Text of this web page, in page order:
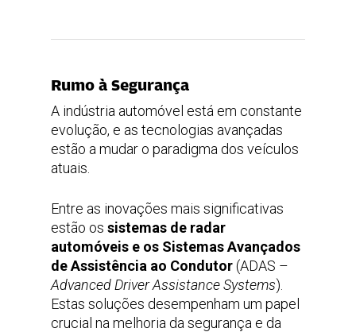
Rumo à Segurança
A indústria automóvel está em constante
evolução, e as tecnologias avançadas
estão a mudar o paradigma dos veículos
atuais.
Entre as inovações mais significativas
estão os sistemas de radar
automóveis e os Sistemas Avançados
de Assistência ao Condutor(ADAS –
Advanced Driver Assistance Systems).
Estas soluções desempenham um papel
crucial na melhoria da segurança e da